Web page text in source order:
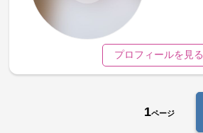
プロフィールを見る
1ページ